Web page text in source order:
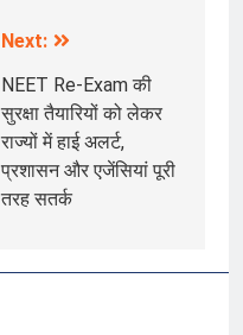
Next:
NEET Re-Exam की
सुरक्षा तैयारियों को लेकर
राज्यों में हाई अलर्ट,
प्रशासन और एजेंसियां पूरी
तरह सतर्क